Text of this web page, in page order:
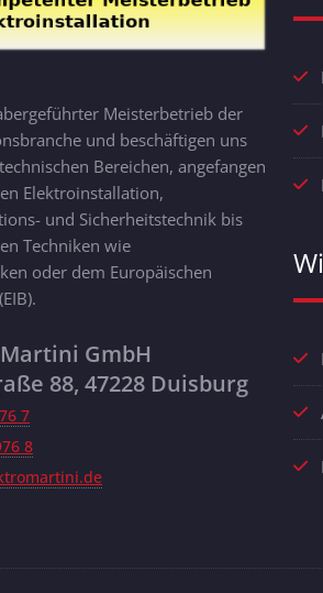
Meisterbetrieb der
und beschäftigen uns
Bereichen, angefangen
Elektroinstallation,
und Sicherheitstechnik bis
Techniken wie
oder dem Europäischen
GmbH
88, 47228 Duisburg
7
8